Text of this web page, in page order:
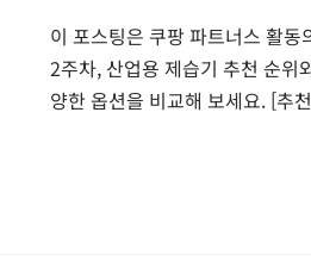
이 포스팅은 쿠팡 파트너스 활
2주차, 산업용 제습기 추천 순위
양한 옵션을 비교해 보세요. [추